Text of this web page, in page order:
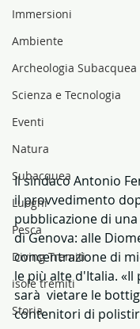
Immersioni
Ambiente
Archeologia Subacquea
Scienza e Tecnologia
Eventi
Natura
Subacquea
Luoghi
Pesca
Diving Tremiti
isole tremiti
Storia
Il sindaco Antonio
il provvedimento
pubblicazione di
di Genova: alle
concentrazione di
le più alte d'Italia.
sarà  vietare le
contenitori di